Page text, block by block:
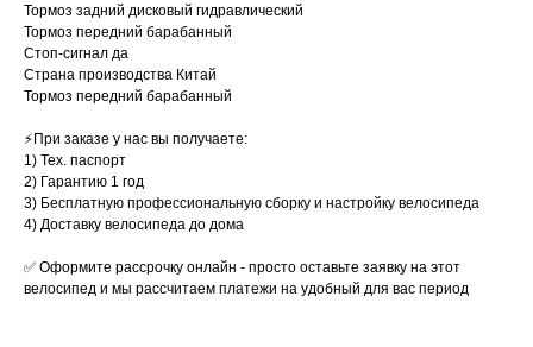
Тормоз задний дисковый гидравлический
Тормоз передний барабанный
Стоп-сигнал да
Страна производства Китай
Тормоз передний барабанный
⚡️При заказе у нас вы получаете:
1) Тех. паспорт
2) Гарантию 1 год
3) Бесплатную профессиональную сборку и настройку велосипеда
4) Доставку велосипеда до дома
✅ Оформите рассрочку онлайн - просто оставьте заявку на этот
велосипед и мы рассчитаем платежи на удобный для вас период